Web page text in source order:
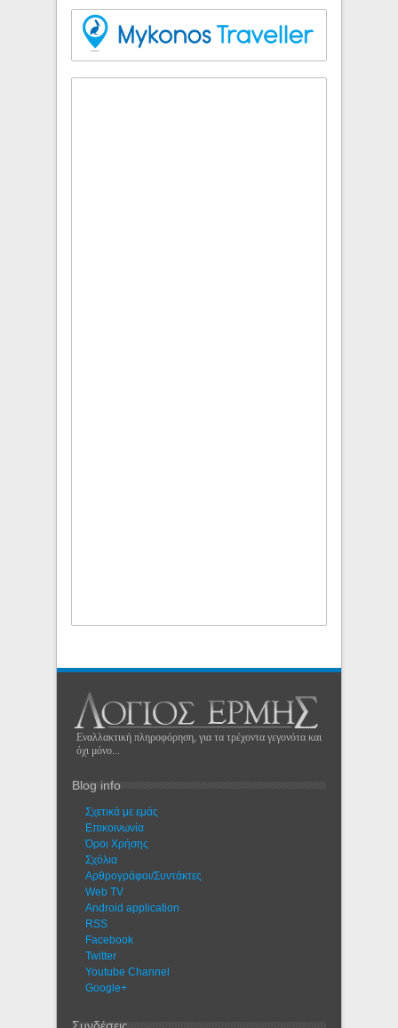
Εναλλακτική πληροφόρηση, για τα τρέχοντα γεγονότα και
όχι μόνο...
Blog info
Σχετικά με εμάς
Eπικοινωνία
Όροι Χρήσης
Σχόλια
Αρθρογράφοι/Συντάκτες
Web TV
Android application
RSS
Facebook
Twitter
Youtube Channel
Google+